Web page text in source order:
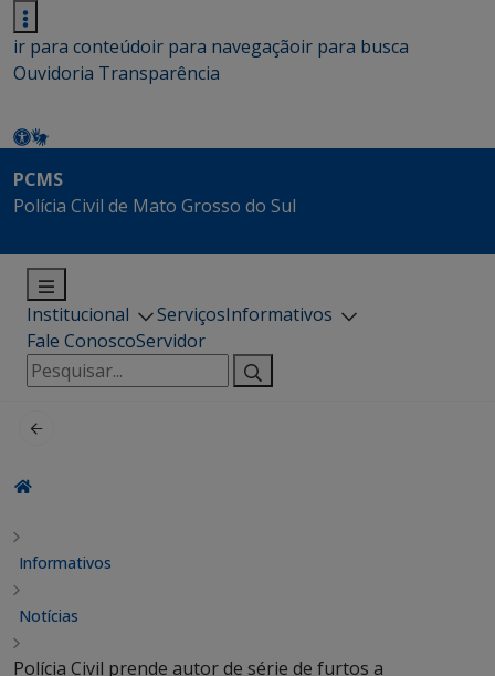
ir para conteúdoir para navegaçãoir para busca
Ouvidoria Transparência
PCMS
Polícia Civil de Mato Grosso do Sul
Institucional ServiçosInformativos
Fale ConoscoServidor
Pesquisar
por:
Informativos
Notícias
Polícia Civil prende autor de série de furtos a